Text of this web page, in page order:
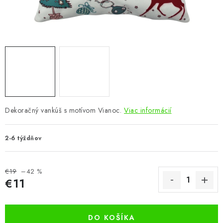
DOPLNKY A DEKORÁCIE
ZÁHRADA
Reklamácie a odstúpenie od zmluvy
Dekoračný vankúš s motívom Vianoc. Viac informácií
2-6 týždňov
€19 –42 %
€11
DO KOŠÍKA